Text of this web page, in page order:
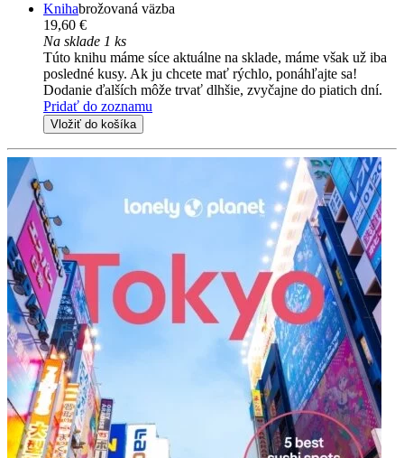
Knihabrožovaná väzba
19,60 €
Na sklade 1 ks
Túto knihu máme síce aktuálne na sklade, máme však už iba
posledné kusy. Ak ju chcete mať rýchlo, ponáhľajte sa!
Dodanie ďalších môže trvať dlhšie, zvyčajne do piatich dní.
Pridať do zoznamu
Vložiť do košíka